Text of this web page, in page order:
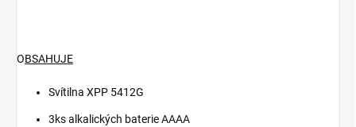
OBSAHUJE
Svítilna XPP 5412G
3ks alkalických baterie AAAA